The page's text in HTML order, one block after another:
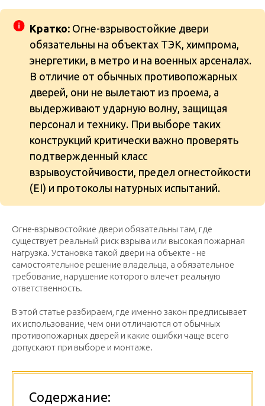
Кратко: Огне-взрывостойкие двери
обязательны на объектах ТЭК, химпрома,
энергетики, в метро и на военных арсеналах.
В отличие от обычных противопожарных
дверей, они не вылетают из проема, а
выдерживают ударную волну, защищая
персонал и технику. При выборе таких
конструкций критически важно проверять
подтвержденный класс
взрывоустойчивости, предел огнестойкости
(EI) и протоколы натурных испытаний.
Огне-взрывостойкие двери обязательны там, где
существует реальный риск взрыва или высокая пожарная
нагрузка. Установка такой двери на объекте - не
самостоятельное решение владельца, а обязательное
требование, нарушение которого влечет реальную
ответственность.
В этой статье разбираем, где именно закон предписывает
их использование, чем они отличаются от обычных
противопожарных дверей и какие ошибки чаще всего
допускают при выборе и монтаже.
Содержание: